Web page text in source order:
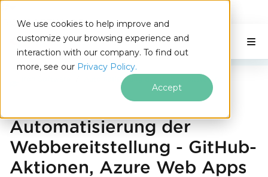
We use cookies to help improve and
customize your browsing experience and
interaction with our company. To find out
more, see our Privacy Policy.
Accept
IRONSOFTWARE
Zum Fußzeileninhalt springen
C# Application
Auf dieser Seite
Automatisierung der Webbereitstellung
Automatisierung der
Webbereitstellung - GitHub-
Aktionen, Azure Web Apps